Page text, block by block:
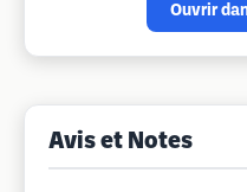
Ouvrir
Avis et Notes